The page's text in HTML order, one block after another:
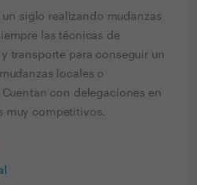
siglo realizando mudanzas
las técnicas de
transporte para conseguir un
locales o
con delegaciones en
muy competitivos.